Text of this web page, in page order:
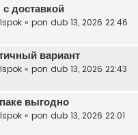
с доставкой
« pon dub 13, 2026 22:46
вариант
« pon dub 13, 2026 22:43
выгодно
« pon dub 13, 2026 22:01